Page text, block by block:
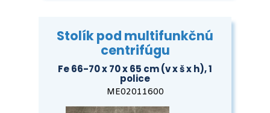
Stolík pod multifunkčnú
centrifúgu
Fe 66-70 x 70 x 65 cm (v x š x h), 1
police
ME02011600